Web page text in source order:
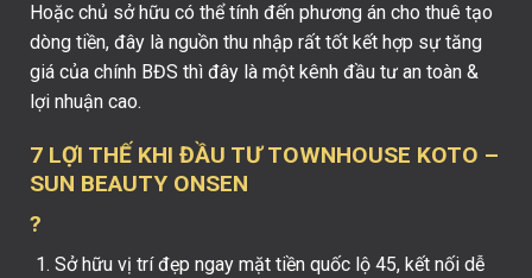
Hoặc chủ sở hữu có thể tính đến phương án cho thuê tạo
dòng tiền, đây là nguồn thu nhập rất tốt kết hợp sự tăng
giá của chính BĐS thì đây là một kênh đầu tư an toàn &
lợi nhuận cao.
7 LỢI THẾ KHI ĐẦU TƯTOWNHOUSE KOTO –
SUN BEAUTY ONSEN
?
Sở hữu vị trí đẹp ngay mặt tiền quốc lộ 45, kết nối dễ